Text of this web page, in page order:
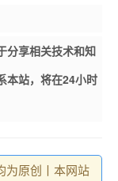
分享相关技术和知
本站，将在24小时
为原创丨本网站